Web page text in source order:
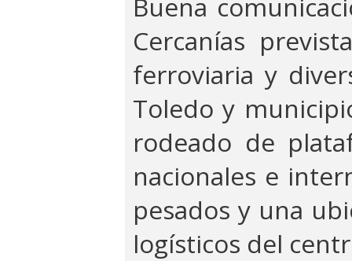
Cercanías
ferroviaria y
Toledo y
rodeado de
nacionales e
pesados y una
logísticos del